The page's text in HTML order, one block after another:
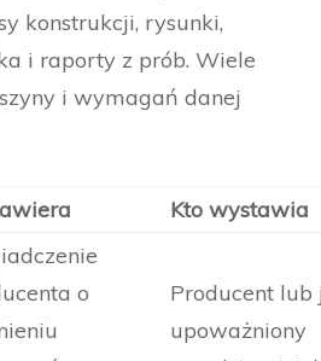
konstrukcji, rysunki,
i raporty z prób. Wiele
i wymagań danej
Kto wystawia
o
Producent lub
upoważniony